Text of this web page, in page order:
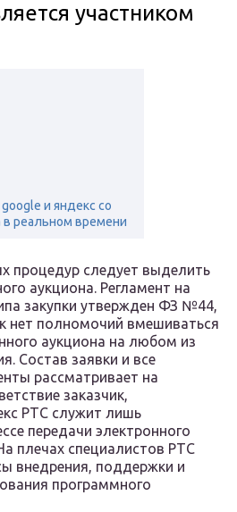
участником
и яндекс со
в реальном времени
процедур следует выделить
аукциона. Регламент на
закупки утвержден ФЗ №44,
нет полномочий вмешиваться
аукциона на любом из
Состав заявки и все
рассматривает на
заказчик,
РТС служит лишь
передачи электронного
плечах специалистов РТС
внедрения, поддержки и
программного